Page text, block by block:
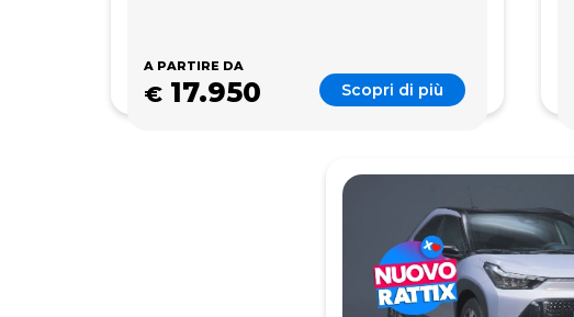
A PARTIRE DA
€ 17.950 Scopri di più